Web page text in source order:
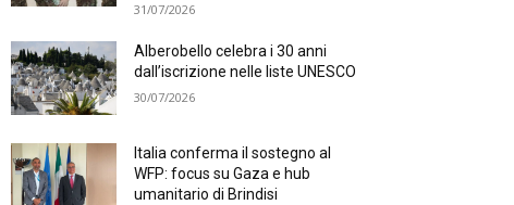
31/07/2026
Alberobello celebra i 30 anni
dall’iscrizione nelle liste UNESCO
30/07/2026
Italia conferma il sostegno al
WFP: focus su Gaza e hub
umanitario di Brindisi